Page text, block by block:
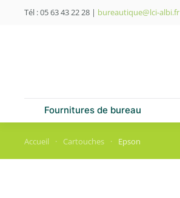
Tél : 05 63 43 22 28 | bureautique@lci-albi.fr
Fournitures de bureau
Accueil Cartouches Epson